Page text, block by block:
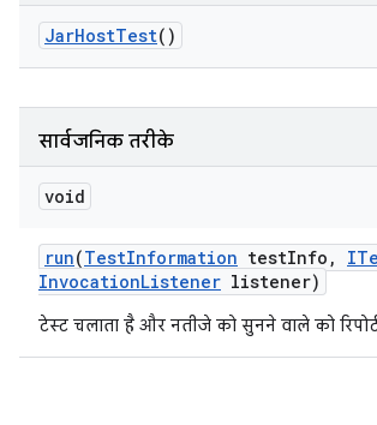
JarHostTest()
सार्वजनिक तरीके
void
run(TestInformation testInfo ,
InvocationListener listener)
टेस्ट चलाता है और नतीजे को सुनने वाले को